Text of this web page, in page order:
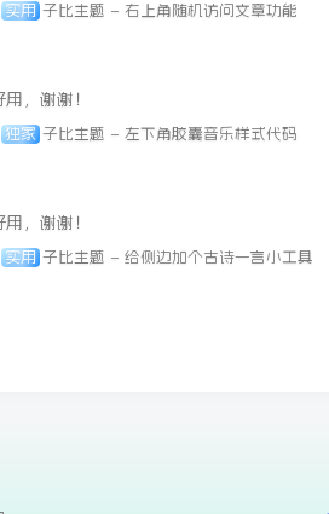
实用 子比主题 – 右上角随机访问文章功能
，谢谢！
独家 子比主题 – 左下角胶囊音乐样式代码
，谢谢！
实用 子比主题 – 给侧边加个古诗一言小工具